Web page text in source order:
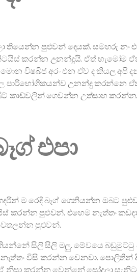
තියෙන්න පුළුවන් දෙයක්. සමහරු
කරන්න උනන්දුයි. ඒත් හැමෝම
විෂබීජ අරං එන ඒව ද කියල අපි
පාරිභෝගිකයන්ව උනන්දු කරන්නෙ
කාඩ්වලින් ගෙවන්න උත්සාහ කරන්න.
එපා
ම රෙදි බෑග් ගෙනියන්න ඔබට
කරන්න පුළුවන්. එහෙම නැත්තං
පුළුවන්.
සිලි සිලි මලු. මේවයෙ බඩුමුට්ටු
විසි කරන්න වෙනවා. පොලිතින්